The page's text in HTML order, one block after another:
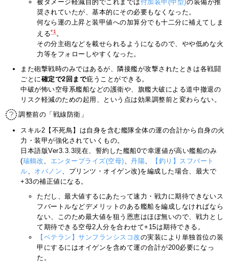
被ダメージ軽減目的でこれまでは付加装甲(中型)の装備が推
奨されていたが、基本的にその必要もなくなった。
何なら運の上昇と装甲値への加算分でも十二分に補えてしま
える*1 。
その分主砲などを載せられるようになるので、やや低めな火
力等をフォローしやすくなった。
また砲撃戦時のみではあるが、隣接艦が攻撃されたときは各戦闘
ごとに確定で2回まで庇うことができる。
中破が怖い空母系艦船などの護衛や、旗艦大破による道中撤退の
リスク軽減のための起用、という点は効果調整前と変わらない。
調整前の「戦線防衛」
スキル2【不死鳥】は自身を含む艦隊全体の運の合計から自身の火
力・装甲が強化されていくもの。
日本語版Ver3.3.3現在、誓約した艦船0で幸運値が高い艦船のみ
(瑞鶴改 エンタープライズ(空母) 、丹陽
【釣り】スフバート
ル
オバノン 、プリンツ・オイゲン改)を編成した場合、最大で
+33の補正値になる。
ただし、最大値するにあたって速力・戦力に期待できないス
フバートルなどデメリットのある艦船を編成しなければなら
ない、このため最大値を狙う恩恵はほぼ無いので、戦力とし
て期待できる空母2人分を合わせて+15は期待できる。
【ベテラン】サンフランシスコ改の実装により単独首位の装
甲にするにはオイゲンを含めて運の合計が200必要になっ
た。